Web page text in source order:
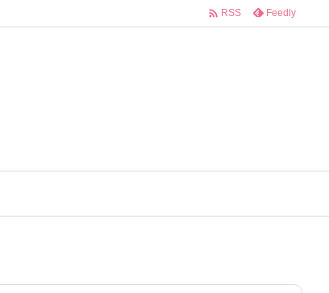
 RSS Feedly